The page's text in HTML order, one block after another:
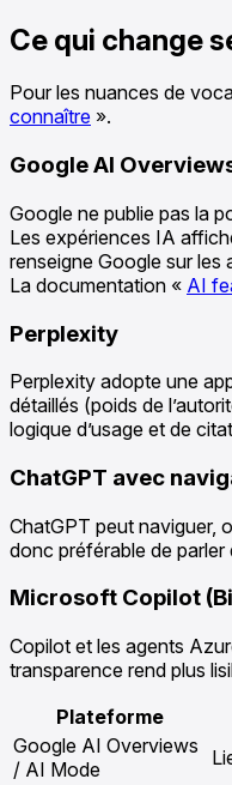
Ce qui change
Pour les nuances de
connaître ».
Google AI
Google ne publie pas la
Les expériences IA
renseigne Google sur les
La documentation « AI
Perplexity
Perplexity adopte une
détaillés (poids de
logique d’usage et de
ChatGPT avec
ChatGPT peut naviguer,
donc préférable de
Microsoft Copilot
Copilot et les agents
transparence rend plus
Plateforme
Google AI Overviews
/ AI Mode